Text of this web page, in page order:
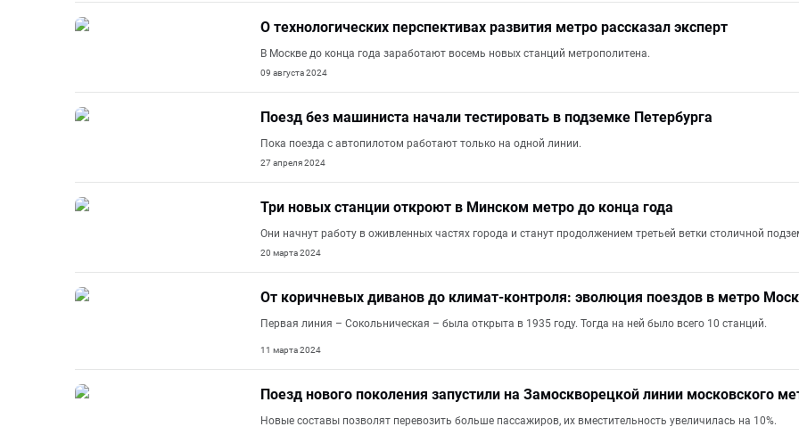
О технологических перспективах развития метро рассказал эксперт
В Москве до конца года заработают восемь новых станций метрополитена.
09 августа 2024
Поезд без машиниста начали тестировать в подземке Петербурга
Пока поезда с автопилотом работают только на одной линии.
27 апреля 2024
Три новых станции откроют в Минском метро до конца года
Они начнут работу в оживленных частях города и станут продолжением третьей ветки столичной
20 марта 2024
От коричневых диванов до климат-контроля: эволюция поездов в метро
Первая линия – Сокольническая – была открыта в 1935 году. Тогда на ней было всего 10 станций.
11 марта 2024
Поезд нового поколения запустили на Замоскворецкой линии московского
Новые составы позволят перевозить больше пассажиров, их вместительность увеличилась на 10%.